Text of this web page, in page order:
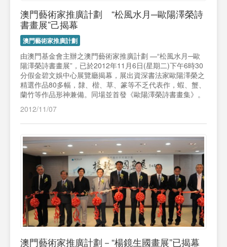
澳門藝術家推廣計劃 “松風水月─歐陽澤榮詩
書畫展”己揭幕
澳門藝術家推廣計劃
由澳門基金會主辦之澳門藝術家推廣計劃 —“松風水月─歐
陽澤榮詩書畫展”，已於2012年11月6日(星期二)下午6時30
分假金碧文娛中心展覽廳揭幕，展出資深書法家歐陽澤榮之
精選作品80多幅，隸、楷、草、篆等不乏代表作，蝦、蟹、
蘭竹等作品形神兼備。同場並首發《歐陽澤榮詩書畫集》。
2012/11/07
澳門藝術家推廣計劃－“楊鏡生國畫展”已揭幕